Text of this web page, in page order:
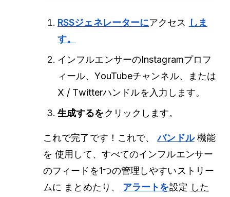
RSSジェネレーターにアクセス
しま
す。
インフルエンサーのInstagramプロフ
ィール、YouTubeチャンネル、または
X / Twitterハンドルを入力します。
生成するをクリックします。
これで完了です！これで、バンドル 機能
を使用して、すべてのインフルエンサー
のフィードを1つの管理しやすいストリー
ムに まとめたり、 アラートを設定 した